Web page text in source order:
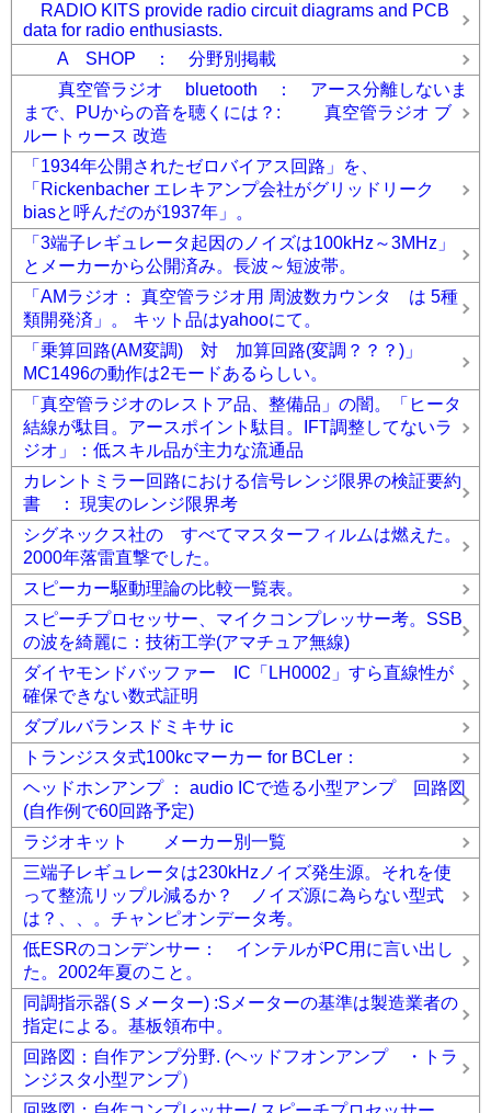
RADIO KITS provide radio circuit diagrams and PCB
data for radio enthusiasts.
A SHOP ： 分野別掲載
真空管ラジオ bluetooth ： アース分離しないま
まで、PUからの音を聴くには？: 真空管ラジオ ブ
ルートゥース 改造
「1934年公開されたゼロバイアス回路」を、
「Rickenbacher エレキアンプ会社がグリッドリーク
biasと呼んだのが1937年」。
「3端子レギュレータ起因のノイズは100kHz～3MHz」
とメーカーから公開済み。長波～短波帯。
「AMラジオ： 真空管ラジオ用 周波数カウンタ は 5種
類開発済」。 キット品はyahooにて。
「乗算回路(AM変調) 対 加算回路(変調？？？)」
MC1496の動作は2モードあるらしい。
「真空管ラジオのレストア品、整備品」の闇。「ヒータ
結線が駄目。アースポイント駄目。IFT調整してないラ
ジオ」：低スキル品が主力な流通品
カレントミラー回路における信号レンジ限界の検証要約
書 ： 現実のレンジ限界考
シグネックス社の すべてマスターフィルムは燃えた。
2000年落雷直撃でした。
スピーカー駆動理論の比較一覧表。
スピーチプロセッサー、マイクコンプレッサー考。SSB
の波を綺麗に：技術工学(アマチュア無線)
ダイヤモンドバッファー IC「LH0002」すら直線性が
確保できない数式証明
ダブルバランスドミキサ ic
トランジスタ式100kcマーカー for BCLer：
ヘッドホンアンプ ： audio ICで造る小型アンプ 回路図
(自作例で60回路予定)
ラジオキット メーカー別一覧
三端子レギュレータは230kHzノイズ発生源。それを使
って整流リップル減るか？ ノイズ源に為らない型式
は？、、。チャンピオンデータ考。
低ESRのコンデンサー： インテルがPC用に言い出し
た。2002年夏のこと。
同調指示器(Ｓメーター) :Sメーターの基準は製造業者の
指定による。基板領布中。
回路図：自作アンプ分野. (ヘッドフオンアンプ ・トラ
ンジスタ小型アンプ）